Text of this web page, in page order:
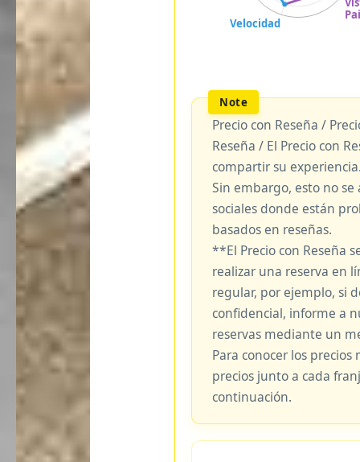
Precio con Reseña /
Reseña / El Precio con
compartir su
Sin embargo, esto no
sociales donde están
basados en reseñas.
**El Precio con Reseña
realizar una reserva en
regular, por ejemplo, si
confidencial, informe a
reservas mediante un
Para conocer los
precios junto a cada
continuación.